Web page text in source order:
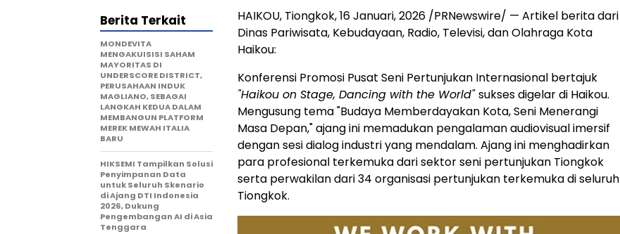
HAIKOU, Tiongkok,16 Januari, 2026 /PRNewswire/ — Artikel berita dari
Dinas Pariwisata, Kebudayaan, Radio, Televisi, dan Olahraga Kota
Haikou:
Konferensi Promosi Pusat Seni Pertunjukan Internasional bertajuk
"Haikou on Stage, Dancing with the World"sukses digelar di Haikou.
Mengusung tema "Budaya Memberdayakan Kota, Seni Menerangi
Masa Depan," ajang ini memadukan pengalaman audiovisual imersif
dengan sesi dialog industri yang mendalam. Ajang ini menghadirkan
para profesional terkemuka dari sektor seni pertunjukan Tiongkok
serta perwakilan dari 34 organisasi pertunjukan terkemuka di seluruh
Tiongkok.
Berita Terkait
MONDEVITA
MENGAKUISISI SAHAM
MAYORITAS DI
UNDERSCORE DISTRICT,
PERUSAHAAN INDUK
MAGLIANO, SEBAGAI
LANGKAH KEDUA DALAM
MEMBANGUN PLATFORM
MEREK MEWAH ITALIA
BARU
HIKSEMI Tampilkan Solusi
Penyimpanan Data
untuk Seluruh Skenario
di Ajang DTI Indonesia
2026, Dukung
Pengembangan AI di Asia
Tenggara